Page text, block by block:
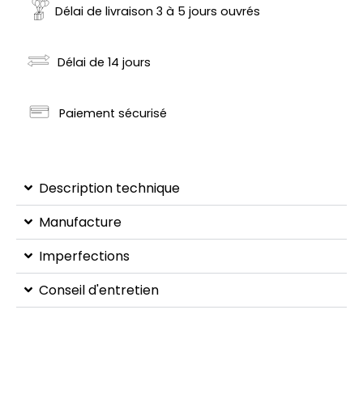
Délai de livraison 3 à 5 jours ouvrés
Délai de 14 jours
Paiement sécurisé
Description technique
Manufacture
Imperfections
Conseil d'entretien